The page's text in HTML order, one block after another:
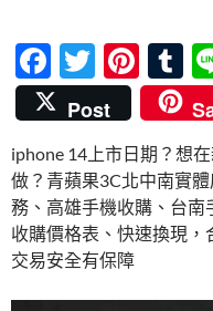
F
ac
e
b
o
o
k
T
w
itt
er
Pi
nt
er
es
t
T
u
m
bl
r
Post
iphone 14上市日期？想
做？青蘋果3C北中南實
務、高雄手機收購、台南
收購價格表、快速換現
交易安全有保障